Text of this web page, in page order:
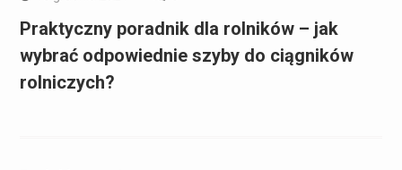
Praktyczny poradnik dla rolników – jak
wybrać odpowiednie szyby do ciągników
rolniczych?